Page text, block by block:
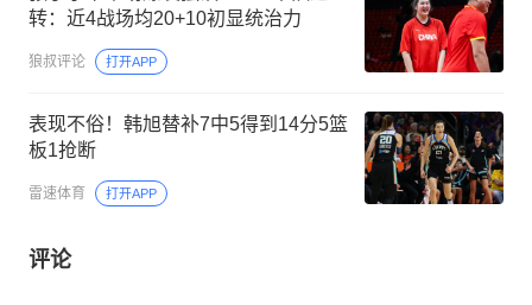
转：近4战场均20+10初显统治力
狼叔评论 打开APP
表现不俗！韩旭替补7中5得到14分5篮
板1抢断
雷速体育 打开APP
评论